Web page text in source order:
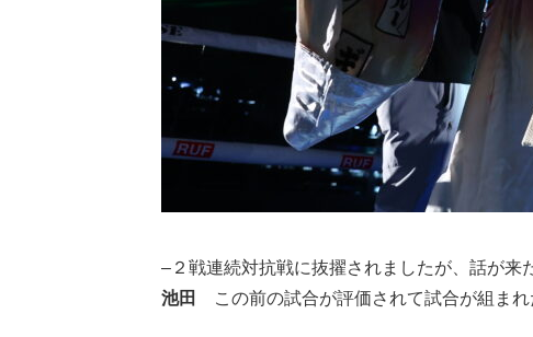
–２戦連続対抗戦に抜擢されましたが、話が来
池田
この前の試合が評価されて試合が組まれ